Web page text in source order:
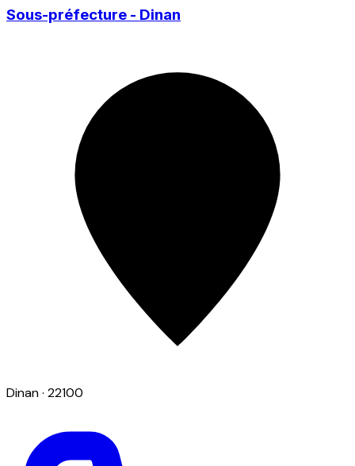
Sous-préfecture - Dinan
Dinan· 22100